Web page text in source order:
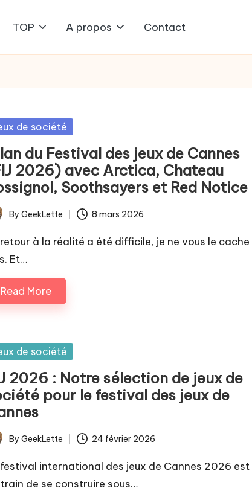
TOP A propos Contact
de société
du Festival des jeux de Cannes
2026) avec Arctica, Chateau
Soothsayers et Red Notice
By GeekLette 8 mars 2026
à la réalité a été difficile, je ne vous le cache
Et…
Read More
de société
2026 : Notre sélection de jeux de
pour le festival des jeux de
By GeekLette 24 février 2026
international des jeux de Cannes 2026 est
de se construire sous…